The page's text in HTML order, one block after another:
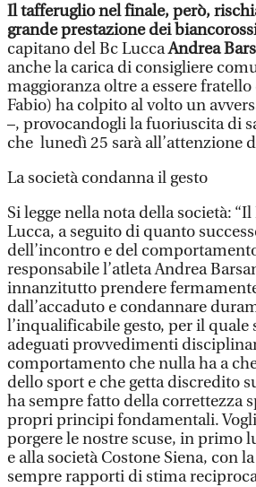
Il tafferuglio nel finale, però,
grande prestazione dei
capitano del Bc LuccaAndrea
anche la carica di consigliere
maggioranza oltre a essere
Fabio) ha colpito al volto un
–, provocandogli la fuoriuscita di
che lunedì 25 sarà all’attenzione
La società condanna il gesto
Si legge nella nota della società:
Lucca, a seguito di quanto
dell’incontro e del
responsabile l’atleta Andrea
innanzitutto prendere
dall’accaduto e condannare
l’inqualificabile gesto, per il quale
adeguati provvedimenti
comportamento che nulla ha a
dello sport e che getta discredito
ha sempre fatto della correttezza
propri principi fondamentali.
porgere le nostre scuse, in primo
e alla società Costone Siena, con
sempre rapporti di stima